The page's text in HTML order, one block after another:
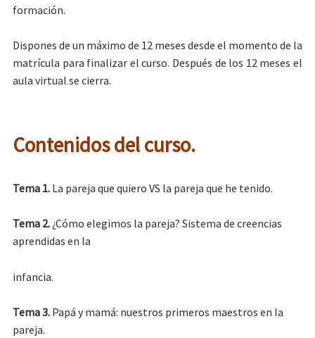
formación.
Dispones de un máximo de 12 meses desde el momento de la
matrícula para finalizar el curso. Después de los 12 meses el
aula virtual se cierra.
Contenidos del curso.
Tema 1. La pareja que quiero VS la pareja que he tenido.
Tema 2. ¿Cómo elegimos la pareja? Sistema de creencias
aprendidas en la
infancia.
Tema 3.Papá y mamá: nuestros primeros maestros en la
pareja.